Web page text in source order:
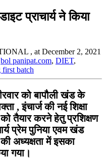
प्राचार्य ने किया
, at December 2, 2021
bol panipat.com, DIET,
batch
को बापौली खंड के
, इंचार्ज की नई शिक्षा
तैयार करने हेतु प्रशिक्षण
प्रेम पुनिया एवम खंड
की अध्यक्षता में इसका
गया।